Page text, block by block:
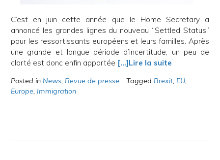
C’est en juin cette année que le Home Secretary a
annoncé les grandes lignes du nouveau “Settled Status”
pour les ressortissants européens et leurs familles. Après
une grande et longue période d’incertitude, un peu de
clarté est donc enfin apportée […]Lire la suite
Posted in News, Revue de presse Tagged Brexit, EU,
Europe, Immigration